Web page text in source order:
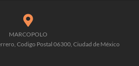
MARCOPOLO
Codigo Postal 06300, Ciudad de México